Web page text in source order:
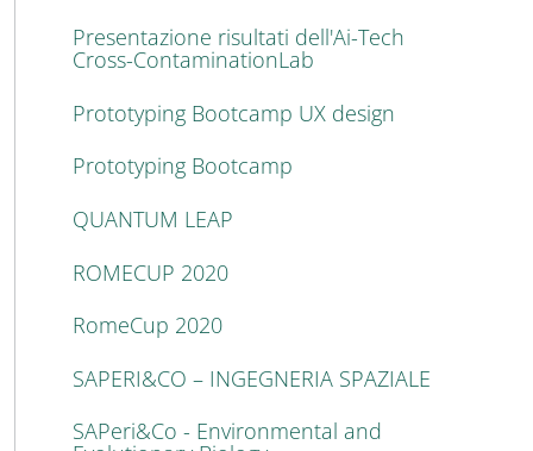
Presentazione risultati dell'Ai-Tech
Cross-ContaminationLab
Prototyping Bootcamp UX design
Prototyping Bootcamp
QUANTUM LEAP
ROMECUP 2020
RomeCup 2020
SAPERI&CO – INGEGNERIA SPAZIALE
SAPeri&Co - Environmental and